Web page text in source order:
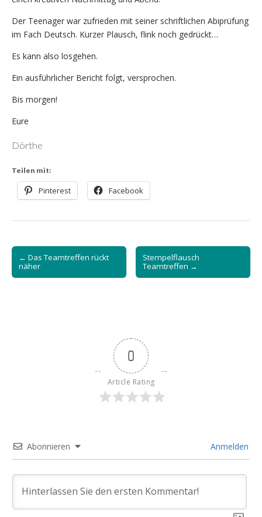
Der Teenager war zufrieden mit seiner schriftlichen Abiprüfung
im Fach Deutsch. Kurzer Plausch, flink noch gedrückt…
Es kann also losgehen.
Ein ausführlicher Bericht folgt, versprochen.
Bis morgen!
Eure
Dörthe
Teilen mit:
Pinterest Facebook
Post
navigation
← Das Teamtreffen rückt
näher
Stempelflausch
Teamtreffen →
0
Article Rating
Abonnieren Anmelden